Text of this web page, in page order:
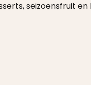
seizoensfruit